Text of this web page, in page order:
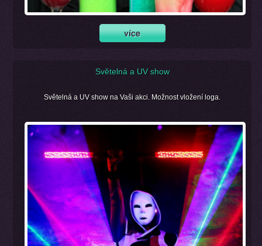
Světelná a UV show
Světelná a UV show na Vaši akci. Možnost vložení loga.